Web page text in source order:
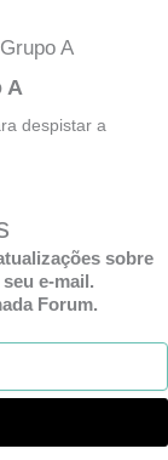
A
despistar a
sobre
e-mail.
Forum.